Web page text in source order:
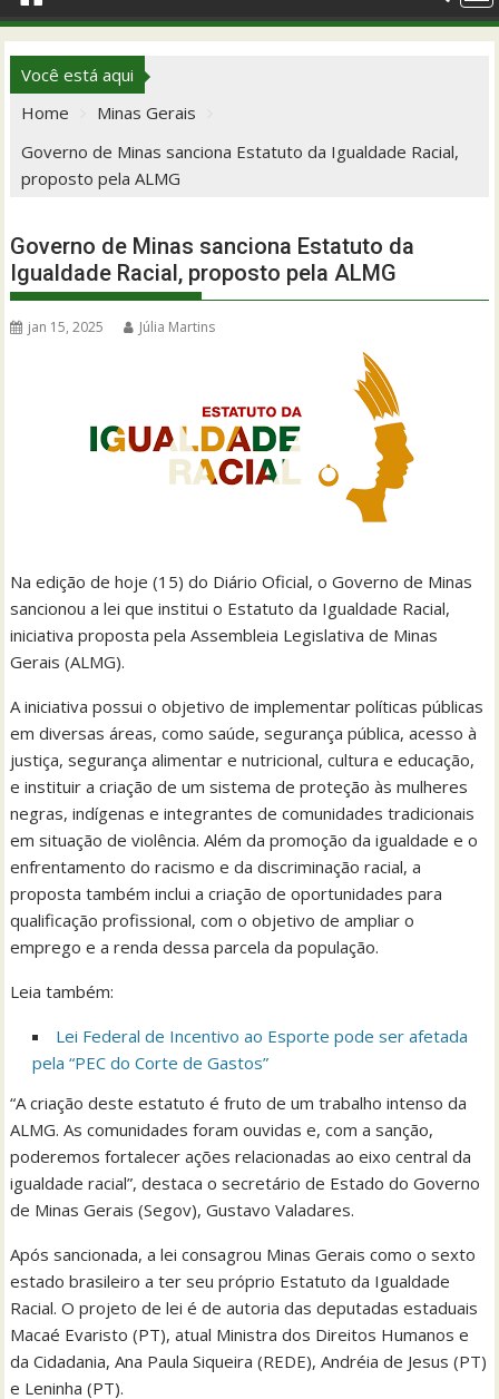
Você está aqui
Home
Minas Gerais
Governo de Minas sanciona Estatuto da Igualdade Racial,
proposto pela ALMG
Governo de Minas sanciona Estatuto da
Igualdade Racial, proposto pela ALMG
jan 15, 2025 Júlia Martins
Na edição de hoje (15) do Diário Oficial, o Governo de Minas
sancionou a lei que institui o Estatuto da Igualdade Racial,
iniciativa proposta pela Assembleia Legislativa de Minas
Gerais (ALMG).
A iniciativa possui o objetivo de implementar políticas públicas
em diversas áreas, como saúde, segurança pública, acesso à
justiça, segurança alimentar e nutricional, cultura e educação,
e instituir a criação de um sistema de proteção às mulheres
negras, indígenas e integrantes de comunidades tradicionais
em situação de violência. Além da promoção da igualdade e o
enfrentamento do racismo e da discriminação racial, a
proposta também inclui a criação de oportunidades para
qualificação profissional, com o objetivo de ampliar o
emprego e a renda dessa parcela da população.
Leia também:
Lei Federal de Incentivo ao Esporte pode ser afetada
pela “PEC do Corte de Gastos”
“A criação deste estatuto é fruto de um trabalho intenso da
ALMG. As comunidades foram ouvidas e, com a sanção,
poderemos fortalecer ações relacionadas ao eixo central da
igualdade racial”, destaca o secretário de Estado do Governo
de Minas Gerais (Segov), Gustavo Valadares.
Após sancionada, a lei consagrou Minas Gerais como o sexto
estado brasileiro a ter seu próprio Estatuto da Igualdade
Racial. O projeto de lei é de autoria das deputadas estaduais
Macaé Evaristo (PT), atual Ministra dos Direitos Humanos e
da Cidadania, Ana Paula Siqueira (REDE), Andréia de Jesus (PT)
e Leninha (PT).